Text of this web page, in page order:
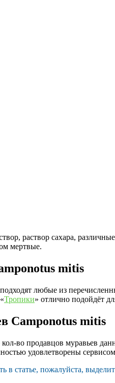
раствор сахара,
мертвые.
mitis
любые из
Тропики» отлично подойдёт
Camponotus mitis
во продавцов муравьев
удовлетворены
в статье, пожалуйста,